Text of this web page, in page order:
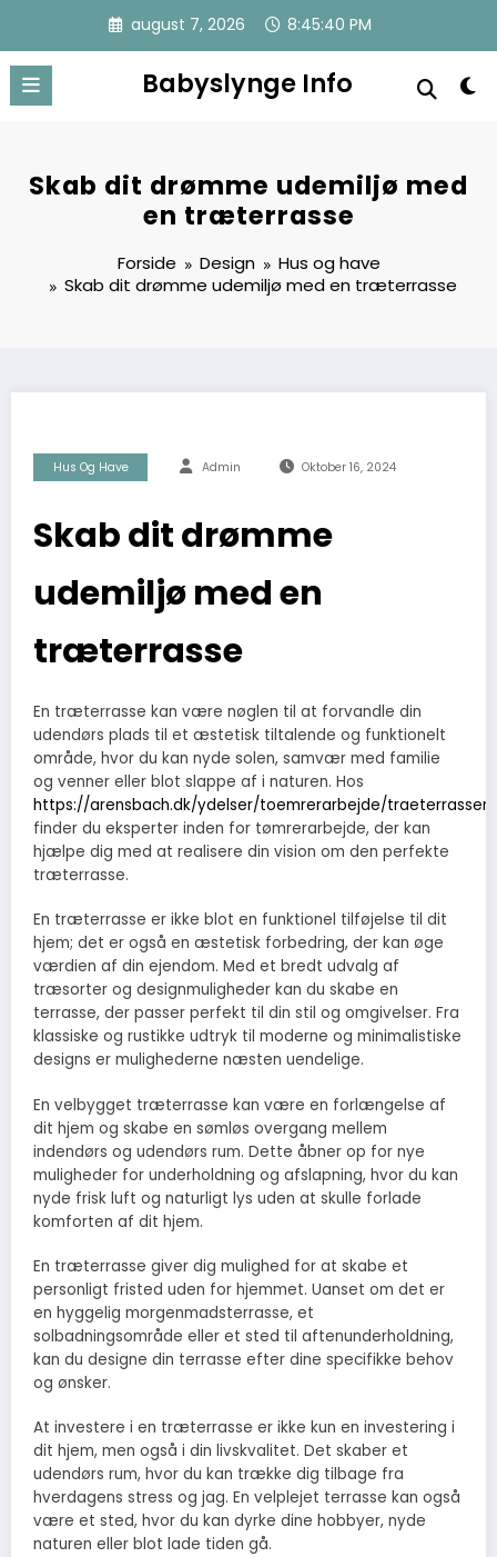
indhold
august 7, 2026 8:45:40 PM
Babyslynge Info
Skab dit drømme udemiljø med
en træterrasse
Forside Design
Hus og have
Skab dit drømme udemiljø med en træterrasse
Hus Og Have Admin Oktober 16, 2024
Skab dit drømme
udemiljø med en
træterrasse
En træterrasse kan være nøglen til at forvandle din
udendørs plads til et æstetisk tiltalende og funktionelt
område, hvor du kan nyde solen, samvær med familie
og venner eller blot slappe af i naturen. Hos
https://arensbach.dk/ydelser/toemrerarbejde/traeterrasser
finder du eksperter inden for tømrerarbejde, der kan
hjælpe dig med at realisere din vision om den perfekte
træterrasse.
En træterrasse er ikke blot en funktionel tilføjelse til dit
hjem; det er også en æstetisk forbedring, der kan øge
værdien af din ejendom. Med et bredt udvalg af
træsorter og designmuligheder kan du skabe en
terrasse, der passer perfekt til din stil og omgivelser. Fra
klassiske og rustikke udtryk til moderne og minimalistiske
designs er mulighederne næsten uendelige.
En velbygget træterrasse kan være en forlængelse af
dit hjem og skabe en sømløs overgang mellem
indendørs og udendørs rum. Dette åbner op for nye
muligheder for underholdning og afslapning, hvor du kan
nyde frisk luft og naturligt lys uden at skulle forlade
komforten af dit hjem.
En træterrasse giver dig mulighed for at skabe et
personligt fristed uden for hjemmet. Uanset om det er
en hyggelig morgenmadsterrasse, et
solbadningsområde eller et sted til aftenunderholdning,
kan du designe din terrasse efter dine specifikke behov
og ønsker.
At investere i en træterrasse er ikke kun en investering i
dit hjem, men også i din livskvalitet. Det skaber et
udendørs rum, hvor du kan trække dig tilbage fra
hverdagens stress og jag. En velplejet terrasse kan også
være et sted, hvor du kan dyrke dine hobbyer, nyde
naturen eller blot lade tiden gå.